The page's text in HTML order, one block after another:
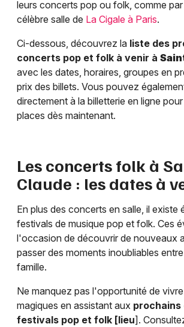
leurs concerts pop ou folk, comme
célèbre salle de La Cigale à Paris.
Ci-dessous, découvrez la liste des
concerts pop et folk à venir à
avec les dates, horaires, groupes en
prix des billets. Vous pouvez
directement à la billetterie en ligne
places dès maintenant.
Les concerts folk à
Claude : les dates à
En plus des concerts en salle, il existe
festivals de musique pop et folk. Ces
l'occasion de découvrir de nouveaux
passer des moments inoubliables
famille.
Ne manquez pas l'opportunité de
magiques en assistant aux
festivals pop et folk [lieu].